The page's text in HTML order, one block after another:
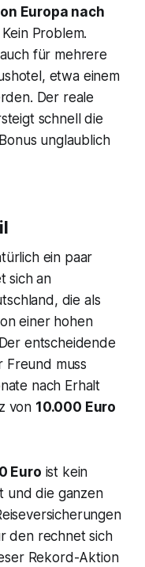
Europa nach
Problem.
für mehrere
etwa einem
Der reale
schnell die
unglaublich
ein paar
sich an
die als
einer hohen
entscheidende
Freund muss
nach Erhalt
von 10.000 Euro
Euro ist kein
und die ganzen
den rechnet sich
Rekord-Aktion